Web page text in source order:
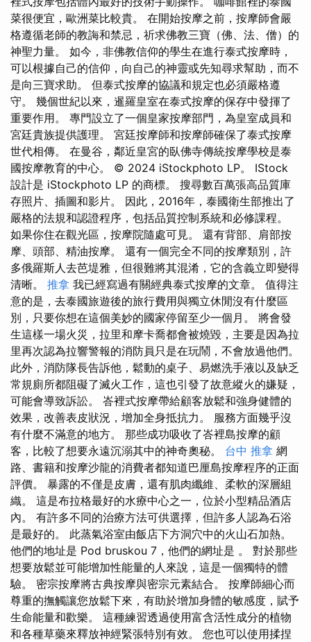
菜很便宜，歐洲菜比較貴。 在開始按摩之前，按摩師會嚴
格遵循老師的教誨和禁忌，祈求佛教三寶（佛、法、僧）的
神聖力量。 如今，非佛教信仰的學生在進行泰式按摩時，
可以根據自己的信仰，向自己的神靈或先知尋求幫助，而不
是向三寶求助。 但泰式按摩的協議和規定也必須嚴格遵
守。 幾個世紀以來，暹羅皇室在泰式按摩的保存中發揮了
重要作用。 專門設立了一個皇家按摩部門，為皇室成員和
宮廷貴族提供護理。 宮廷按摩師和按摩師確保了泰式按摩
世代相傳。 在曼谷，鄰近皇宮的臥佛寺傳統按摩學校是泰
國按摩教育的中心。 © 2024 iStockphoto LP。 IStock
設計是 iStockphoto LP 的商標。 搜尋數百萬張高品質庫
存照片、插圖和影片。 因此，2016年，泰國衛生部推出了
嚴格的法規和認證程序，包括品質控制系統和必修課程。
如果你住在觀光區，按摩院隨處可見。 還有背部、肩部按
摩、頭部、精油按摩。 還有一個完全不同的按摩類別，許
多俄羅斯人去芭堤雅，但很難將其混淆，它的含義立即變得
清晰。 推拿 我已經寫過有關經典泰式按摩的文章。 值得注
意的是，去泰國旅遊後的旅行費用與獨立休閒沒有什麼區
別，只要你想在這個美妙的國家停留至少一個月。 將會發
生這樣一場火災，拉里和摩卡喬都會被燒毀，主要是因為拉
里再次認為拉響警報的消防員只是在玩鬧，不會放過他們。
此外，消防隊長告訴他，鬆動的桌子、易燃洗手液以及缺乏
常規廁所都阻礙了滅火工作，這也引發了故意縱火的嫌疑，
可能會導致訴訟。 峇裡式按摩帶給顧客放鬆和強身健體的
效果，改善表皮狀況，增加全身抵抗力。 服務方面幾乎沒
有什麼不滿意的地方。 那些成功吸收了峇裡島按摩的顧
客，比較了想要永遠沉溺其中的神奇奧秘。 台中 推拿 網
路、書籍和按摩沙龍的消費者都知道巴厘島按摩程序的正面
評價。 暴露的不僅是皮膚，還有肌肉纖維、柔軟的深層組
織。 這是布拉格最好的水療中心之一，位於小型精品酒店
內。 有許多不同的治療方法可供選擇，但許多人認為石浴
是最好的。 此蒸氣浴室由飯店下方洞穴中的火山石加熱。
他們的地址是 Pod bruskou 7，他們的網址是 。 對於那些
想要放鬆並可能增加性能量的人來說，這是一個獨特的體
驗。 密宗按摩將古典按摩與密宗元素結合。 按摩師細心而
尊重的撫觸讓您放鬆下來，有助於增加身體的敏感度，賦予
生命能量和歡樂。 這種練習透過使用富含活性成分的植物
和各種草藥來釋放神經緊張特別有效。 您也可以使用揉捏